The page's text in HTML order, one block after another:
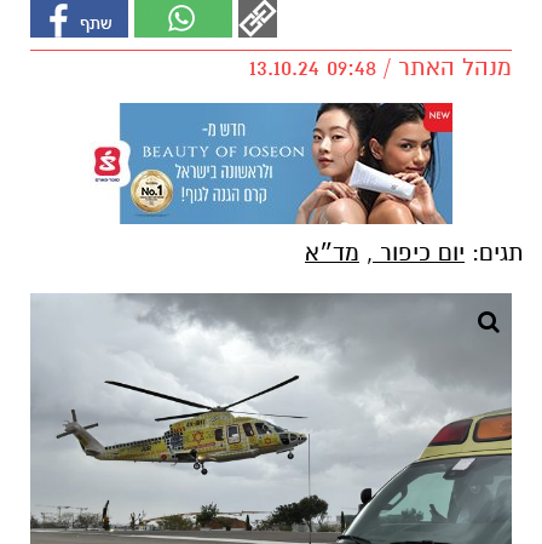
מנהל האתר / 09:48 13.10.24
תגים: יום כיפור , מד״א